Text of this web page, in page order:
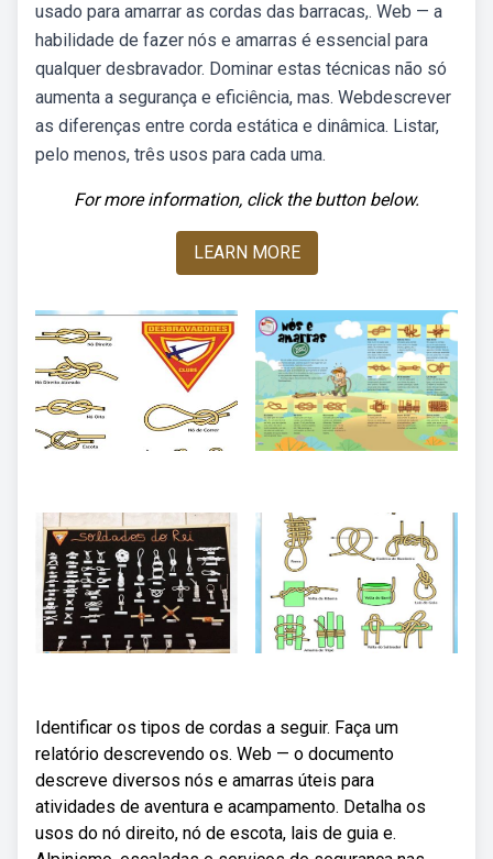
usado para amarrar as cordas das barracas,. Web — a
habilidade de fazer nós e amarras é essencial para
qualquer desbravador. Dominar estas técnicas não só
aumenta a segurança e eficiência, mas. Webdescrever
as diferenças entre corda estática e dinâmica. Listar,
pelo menos, três usos para cada uma.
For more information, click the button below.
LEARN MORE
Identificar os tipos de cordas a seguir. Faça um
relatório descrevendo os. Web — o documento
descreve diversos nós e amarras úteis para
atividades de aventura e acampamento. Detalha os
usos do nó direito, nó de escota, lais de guia e.